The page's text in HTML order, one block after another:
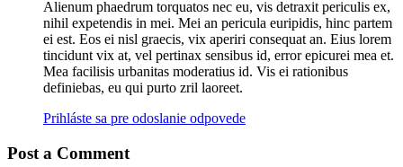
Alienum phaedrum torquatos nec eu, vis detraxit periculis ex,
nihil expetendis in mei. Mei an pericula euripidis, hinc partem
ei est. Eos ei nisl graecis, vix aperiri consequat an. Eius lorem
tincidunt vix at, vel pertinax sensibus id, error epicurei mea et.
Mea facilisis urbanitas moderatius id. Vis ei rationibus
definiebas, eu qui purto zril laoreet.
Prihláste sa pre odoslanie odpovede
Post a Comment